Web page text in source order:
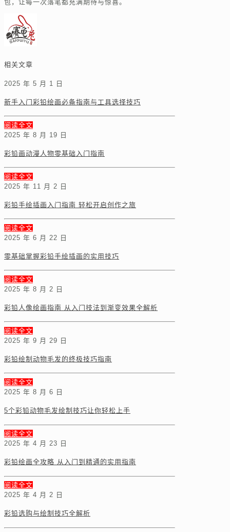
包，让每一次落笔都充满期待与惊喜。
相关文章
2025 年 5 月 1 日
新手入门彩铅绘画必备指南与工具选择技巧
阅读全文
2025 年 8 月 19 日
彩铅画动漫人物零基础入门指南
阅读全文
2025 年 11 月 2 日
彩铅手绘插画入门指南 轻松开启创作之旅
阅读全文
2025 年 6 月 22 日
零基础掌握彩铅手绘插画的实用技巧
阅读全文
2025 年 8 月 2 日
彩铅人像绘画指南 从入门技法到渐变效果全解析
阅读全文
2025 年 9 月 29 日
彩铅绘制动物毛发的终极技巧指南
阅读全文
2025 年 8 月 6 日
5个彩铅动物毛发绘制技巧让你轻松上手
阅读全文
2025 年 4 月 23 日
彩铅绘画全攻略 从入门到精通的实用指南
阅读全文
2025 年 4 月 2 日
彩铅选购与绘制技巧全解析